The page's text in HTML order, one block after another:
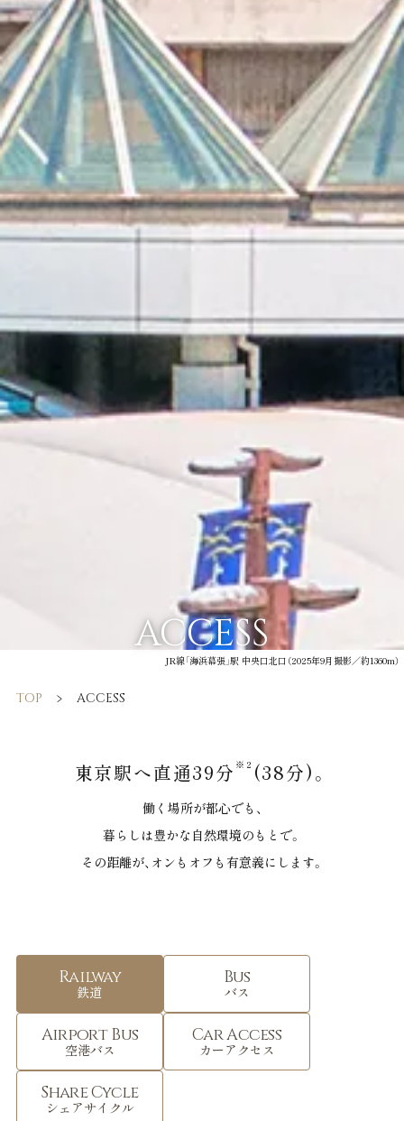
JR線「海浜幕張」駅 中央口北口（2025年9月撮影／約1360m）
ACCESS
TOP ACCESS
東京駅へ直通39分 ※2 (38分)。
働く場所が都心でも、
暮らしは豊かな自然環境のもとで。
その距離が、オンもオフも有意義にします。
Railway
鉄道
Bus
バス
Airport Bus
空港バス
Car Access
カーアクセス
Share Cycle
シェアサイクル